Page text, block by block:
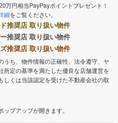
万円相当PayPayポイントプレゼント！
細をご覧ください。
推奨店 取り扱い物件
推奨店 取り扱い物件
推奨店 取り扱い物件
うち、物件情報の正確性、法令遵守、ヤ
所定の基準を満たした優良な店舗運営を
しくは当該認定を受けた不動産会社の取
プアップが開きます。